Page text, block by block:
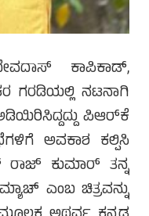
ಕಾಪಿಕಾಡ್,
ಗರಡಿಯಲ್ಲಿ ನಟನಾಗಿ
ಪಿಆರ್‌ಕೆ
ಅವಕಾಶ ಕಲ್ಪಿಸಿ
ರಾಜ್ ಕುಮಾರ್ ತನ್ನ
ಎಂಬ ಚಿತ್ರವನ್ನು